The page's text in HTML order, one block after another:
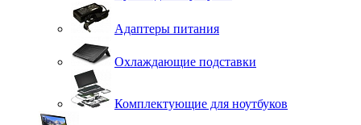
Адаптеры питания
Охлаждающие подставки
Комплектующие для ноутбуков